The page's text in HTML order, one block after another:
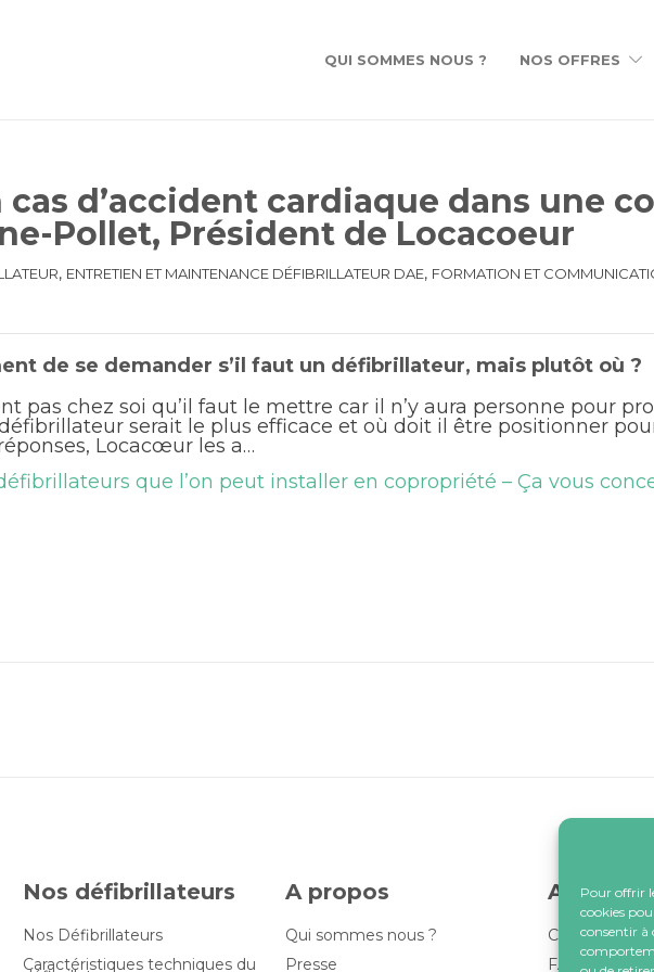
Pour offrir
cookies
consentir à
QUI SOMMES NOUS ? NOS OFFRES
cas d’accident cardiaque dans une
Pollet, Président de Locacoeur
, ENTRETIEN ET MAINTENANCE DÉFIBRILLATEUR DAE, FORMATION ET
de se demander s’il faut un défibrillateur, mais plutôt où ?
pas chez soi qu’il faut le mettre car il n’y aura personne pour
serait le plus efficace et où doit il être positionner
Locacœur les a…
que l’on peut installer en copropriété – Ça vous
Nos défibrillateurs
Nos Défibrillateurs
Caractéristiques techniques du
A propos
Qui sommes nous ?
Presse
Contactez-
FAQ